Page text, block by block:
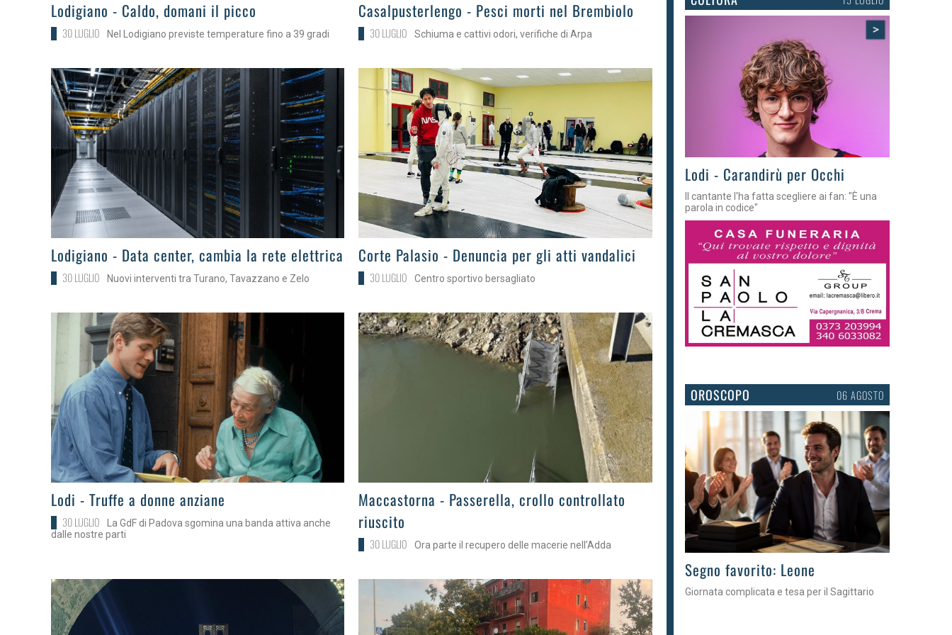
>Lodigiano - Caldo, domani il picco
30 LUGLIO Nel Lodigiano previste temperature fino a 39 gradi
>
Casalpusterlengo - Pesci morti nel Brembiolo
30 LUGLIO Schiuma e cattivi odori, verifiche di Arpa
>Lodigiano - Data center, cambia la rete elettrica
30 LUGLIO Nuovi interventi tra Turano, Tavazzano e Zelo
>
Corte Palasio - Denuncia per gli atti vandalici
30 LUGLIO Centro sportivo bersagliato
>Lodi - Truffe a donne anziane
30 LUGLIO
La GdF di Padova sgomina una banda attiva anche
dalle nostre parti
>Maccastorna - Passerella, crollo controllato
riuscito
30 LUGLIO Ora parte il recupero delle macerie nell’Adda
>
Lodi - Carandirù per Occhi
Il cantante l'ha fatta scegliere ai fan: "È una
parola in codice"
OROSCOPO 06 AGOSTO
>
Segno favorito: Leone
Giornata complicata e tesa per il Sagittario